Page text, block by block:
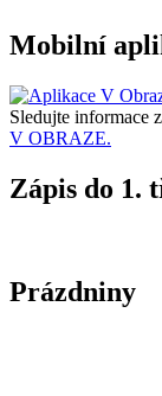
Mobilní
Sledujte informace
V OBRAZE.
Zápis do 1.
Prázdniny